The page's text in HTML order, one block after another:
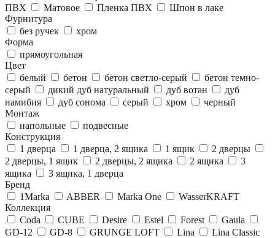
ПВХ
Матовое Пленка ПВХ
Шпон в лаке
Фурнитура
без ручек
хром
Форма
прямоугольная
Цвет
белый
бетон бетон светло-серый
бетон темно-
серый
дикий дуб натуральный дуб вотан
дуб
намибия
дуб сонома серый хром
черный
Монтаж
напольные
подвесные
Конструкция
1 дверца
1 дверца, 2 ящика 1 ящик
2 дверцы
2 дверцы, 1 ящик
2 дверцы, 2 ящика 2 ящика
3
ящика
3 ящика, 1 дверца
Бренд
1Marka
ABBER Marka One
WasserKRAFT
Коллекция
Coda
CUBE Desire Estel Forest
Gaula
GD-12
GD-8 GRUNGE LOFT Lina
Lina Classic